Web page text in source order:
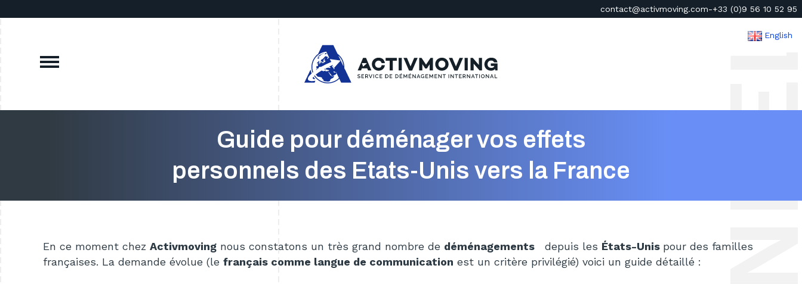
contact@activmoving.com-+33 (0)9 56 10 52 95
English
Guide pour déménager vos effets
personnels des Etats-Unis vers la France
En ce moment chez Activmoving nous constatons un très grand nombre de déménagements depuis les États-Unis pour des familles
françaises. La demande évolue (le français comme langue de communication est un critère privilégié) voici un guide détaillé :